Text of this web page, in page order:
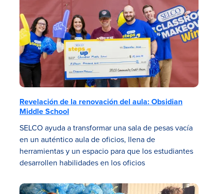
Revelación de la renovación del aula: Obsidian
Middle School
SELCO ayuda a transformar una sala de pesas vacía
en un auténtico aula de oficios, llena de
herramientas y un espacio para que los estudiantes
desarrollen habilidades en los oficios